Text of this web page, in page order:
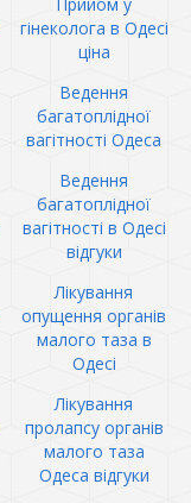
гінеколога в Одесі
ціна
Ведення
багатоплідної
вагітності Одеса
Ведення
багатоплідної
вагітності в Одесі
відгуки
Лікування
опущення органів
малого таза в
Одесі
Лікування
пролапсу органів
малого таза
Одеса відгуки